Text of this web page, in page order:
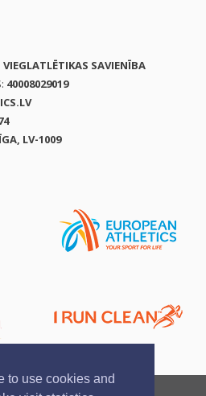
to use cookies and
VIEGLATLĒTIKAS SAVIENĪBA
40008029019
LV-1009